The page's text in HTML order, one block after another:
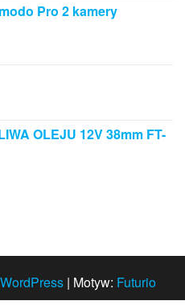
Pro 2 kamery
OLEJU 12V 38mm FT-
WordPress | Motyw: Futurio